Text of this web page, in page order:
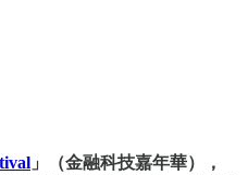
」（金融科技嘉年華），